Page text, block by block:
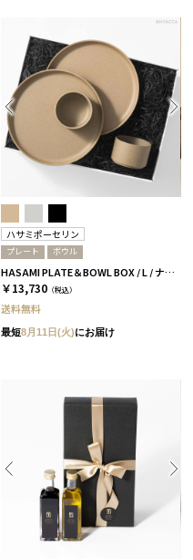
ハサミポーセリン
プレート ボウル
HASAMI PLATE＆BOWL BOX / L / ナチュラル［ハサミポーセリン］
￥13,730 （税込）
送料無料
最短8月11日(火)にお届け